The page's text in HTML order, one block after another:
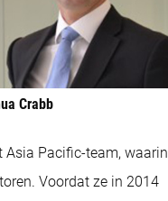
Crabb
Asia Pacific-team, waarin
Voordat ze in 2014